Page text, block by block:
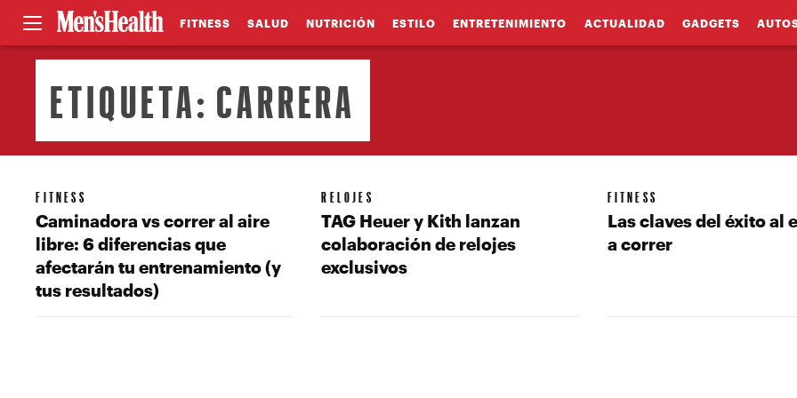
FITNESS SALUD NUTRICIÓN ESTILO ENTRETENIMIENTO ACTUALIDAD GADGETS
ETIQUETA: CARRERA
FITNESS
Caminadora vs correr al aire
libre: 6 diferencias que
afectarán tu entrenamiento (y
tus resultados)
RELOJES
TAG Heuer y Kith lanzan
colaboración de relojes
exclusivos
FITNESS
Las claves del éxito al
a correr